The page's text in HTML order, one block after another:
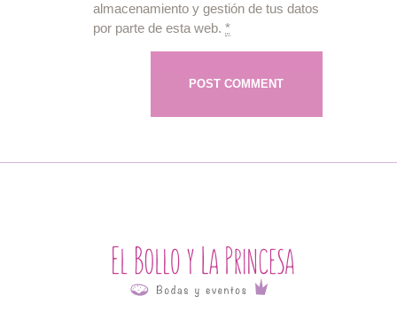
almacenamiento y gestión de tus datos
por parte de esta web. *